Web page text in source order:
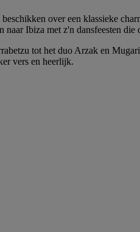
over een klassieke
Ibiza met z'n dansfeesten die
tot het duo Arzak en
vers en heerlijk.